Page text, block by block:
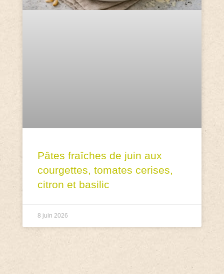
Pâtes fraîches de juin aux
courgettes, tomates cerises,
citron et basilic
8 juin 2026